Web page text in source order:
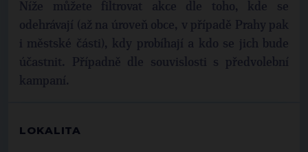
Níže můžete filtrovat akce dle toho, kde se
odehrávají (až na úroveň obce, v případě Prahy pak
i městské části), kdy probíhají a kdo se jich bude
účastnit. Případně dle souvislosti s předvolební
kampaní.
LOKALITA